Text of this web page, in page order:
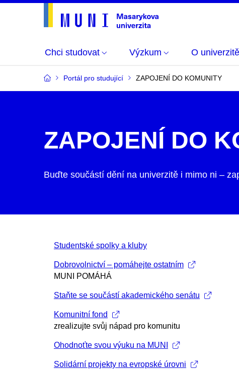
Chci studovat Výzkum O univerzitě
Portál pro studující ZAPOJENÍ DO KOMUNITY
ZAPOJENÍ DO
Buďte součástí dění na univerzitě i mimo ni –​
Studentské spolky a kluby
Dobrovolnictví – pomáhejte ostatním
MUNI POMÁHÁ
Staňte se součástí akademického senátu
Komunitní fond
zrealizujte svůj nápad pro komunitu
Ohodnoťte svou výuku na MUNI
Solidární projekty na evropské úrovni